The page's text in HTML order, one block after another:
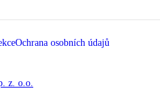
Ochrana osobních údajů
z. o.o.